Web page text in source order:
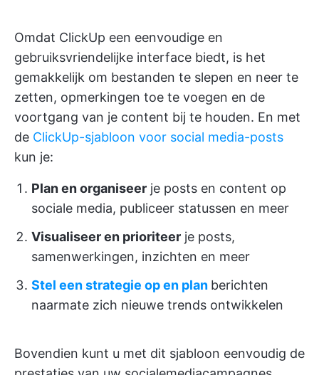
Omdat ClickUp een eenvoudige en
gebruiksvriendelijke interface biedt, is het
gemakkelijk om bestanden te slepen en neer te
zetten, opmerkingen toe te voegen en de
voortgang van je content bij te houden. En met
de ClickUp-sjabloon voor social media-posts
kun je:
Plan en organiseer je posts en content op
sociale media, publiceer statussen en meer
Visualiseer en prioriteer je posts,
samenwerkingen, inzichten en meer
Stel een strategie op en plan berichten
naarmate zich nieuwe trends ontwikkelen
Bovendien kunt u met dit sjabloon eenvoudig de